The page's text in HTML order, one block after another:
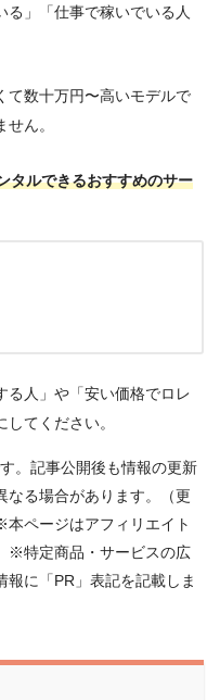
る」「仕事で稼いでいる人
て数十万円〜高いモデルで
ん。
タルできるおすすめのサー
る人」や「安い価格でロレ
てください。
。記事公開後も情報の更新
なる場合があります。（更
ページはアフィリエイト
※特定商品・サービスの広
に「PR」表記を記載しま